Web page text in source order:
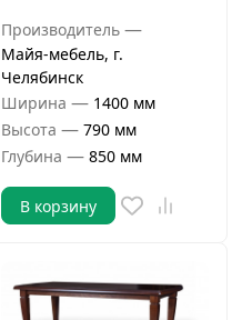
Производитель —
Майя-мебель, г.
Челябинск
Ширина — 1400 мм
Высота — 790 мм
Глубина — 850 мм
В корзину